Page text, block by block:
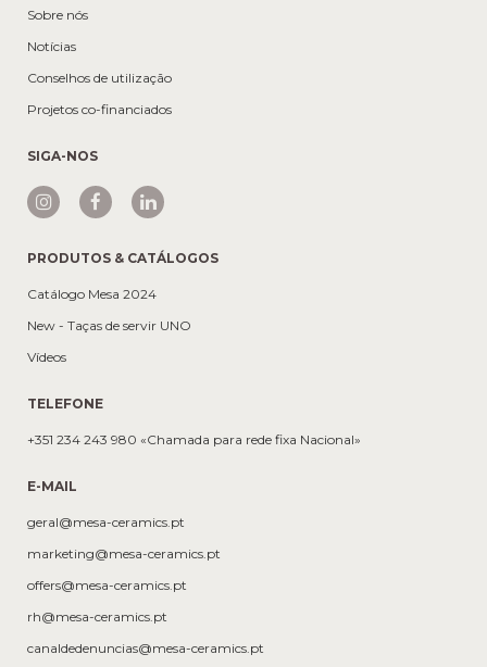
Sobre nós
Notícias
Conselhos de utilização
Projetos co-financiados
SIGA-NOS
PRODUTOS & CATÁLOGOS
Catálogo Mesa 2024
New - Taças de servir UNO
Vídeos
TELEFONE
+351 234 243 980 «Chamada para rede fixa Nacional»
E-MAIL
geral@mesa-ceramics.pt
marketing@mesa-ceramics.pt
offers@mesa-ceramics.pt
rh@mesa-ceramics.pt
canaldedenuncias@mesa-ceramics.pt